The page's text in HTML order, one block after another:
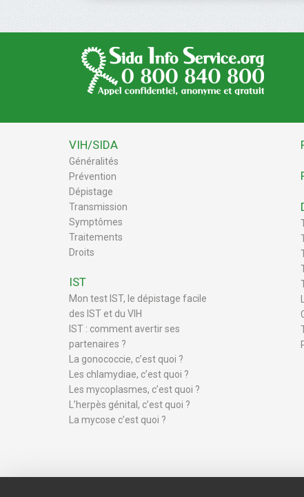
VIH/SIDA
Généralités
Prévention
Dépistage
Transmission
Symptômes
Traitements
Droits
IST
Mon test IST, le dépistage facile
des IST et du VIH
IST : comment avertir ses
partenaires ?
La gonococcie, c’est quoi ?
Les chlamydiae, c’est quoi ?
Les mycoplasmes, c’est quoi ?
L’herpès génital, c’est quoi ?
La mycose c’est quoi ?